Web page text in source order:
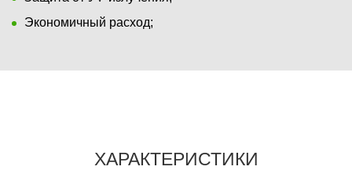
Экономичный расход;
ХАРАКТЕРИСТИКИ